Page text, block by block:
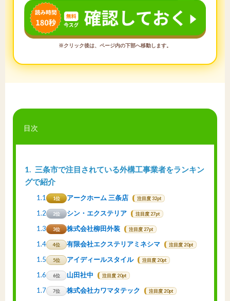
※クリック後は、ページ内の下部へ移動します。
目次
1
三条市で注目されている外構工事業者をランキン
グで紹介
1.1 1位 アークホーム 三条店 注目度 32pt
1.2 2位 シン・エクステリア 注目度 27pt
1.3 3位 株式会社柳田外装 注目度 27pt
1.4 4位 有限会社エクステリアミネシマ 注目度 20pt
1.5 5位 アイディールスタイル 注目度 20pt
1.6 6位 山田社中 注目度 20pt
1.7 7位 株式会社カワマタテック 注目度 20pt